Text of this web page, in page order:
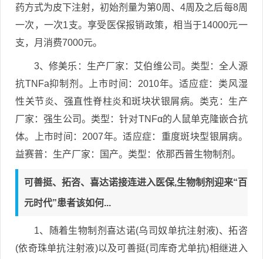
药方式为皮下注射，初始剂量为第0周、4周及之后每8周
一次，一次1支。享受医保报销政策，相当于14000元一
支，月消费7000元。
3、修美乐：生产厂家：艾伯维公司。类型：全人源
抗TNFa抑制剂。上市时间：2010年。适应症：类风湿
性关节炎、强直性脊柱炎和斑块状银屑病。类克：生产
厂家：强生公司。类型：针对TNFα的人鼠单克隆嵌合抗
体。上市时间：2007年。适应症：重度斑块型银屑病。
益赛普：生产厂家：国产。类型：依那西普生物制剂。
可善挺、拓咨、喜达诺接连进入医保,生物制剂迎来“百
元时代”患者该如何...
1、随着生物制剂喜达诺(乌司奴单抗注射液)、拓咨
(依奇珠单抗注射液)以及可善挺(司库奇尤单抗)相继进入